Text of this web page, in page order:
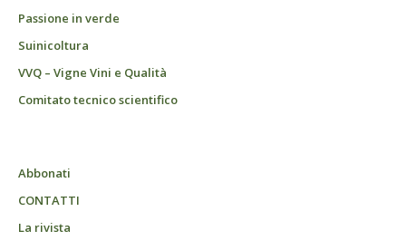
Passione in verde
Suinicoltura
VVQ – Vigne Vini e Qualità
Comitato tecnico scientifico
Abbonati
CONTATTI
La rivista